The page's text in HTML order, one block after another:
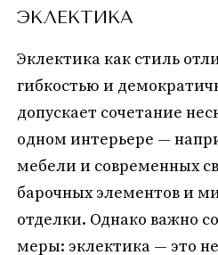
ЭКЛЕКТИКА
Эклектика как стиль
гибкостью и
допускает сочетание
одном интерьере —
мебели и современных
барочных элементов и
отделки. Однако важно
меры: эклектика — это